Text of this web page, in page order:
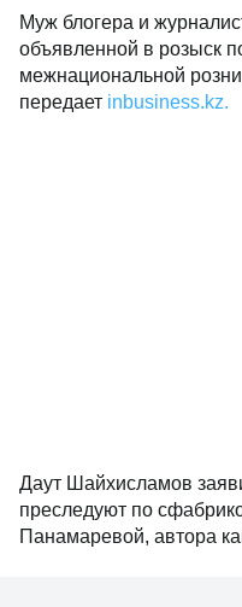
Муж блогера и
объявленной в розыск
межнациональной
передает inbusiness.kz.
Даут Шайхисламов
преследуют по
Панамаревой, автора